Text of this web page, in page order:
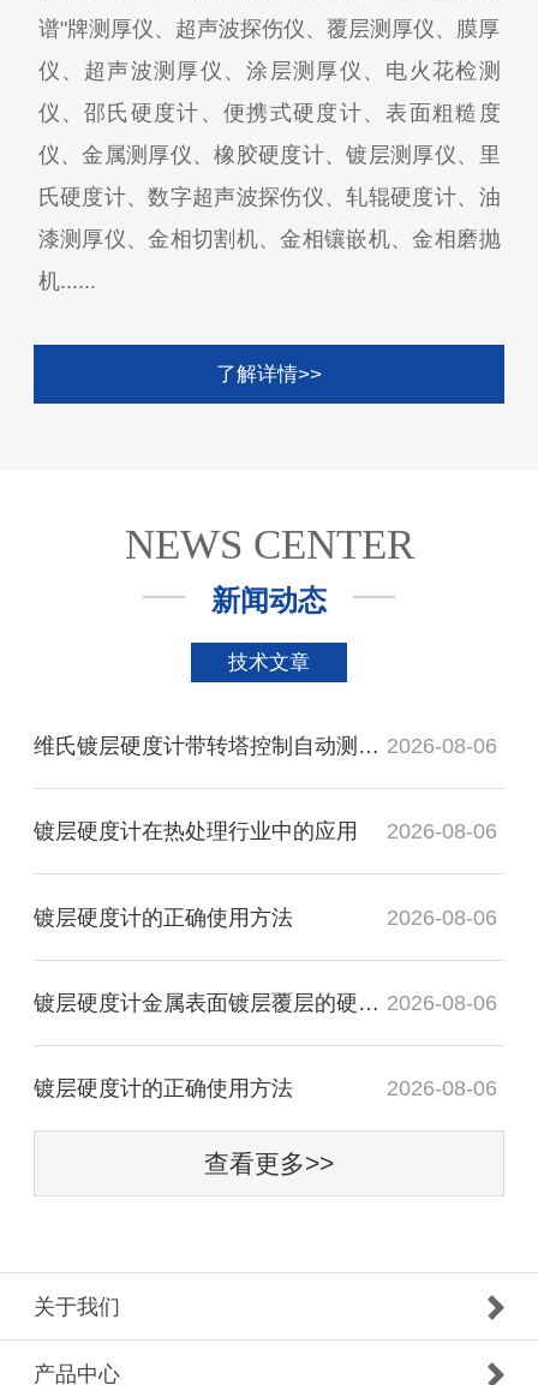
谱"牌测厚仪、超声波探伤仪、覆层测厚仪、膜厚
仪、超声波测厚仪、涂层测厚仪、电火花检测
仪、邵氏硬度计、便携式硬度计、表面粗糙度
仪、金属测厚仪、橡胶硬度计、镀层测厚仪、里
氏硬度计、数字超声波探伤仪、轧辊硬度计、油
漆测厚仪、金相切割机、金相镶嵌机、金相磨抛
机......
了解详情>>
NEWS CENTER
新闻动态
技术文章
维氏镀层硬度计带转塔控制自动测量系统 2026-08-06
镀层硬度计在热处理行业中的应用 2026-08-06
镀层硬度计的正确使用方法 2026-08-06
镀层硬度计金属表面镀层覆层的硬度测试 2026-08-06
镀层硬度计的正确使用方法 2026-08-06
查看更多>>
关于我们
产品中心